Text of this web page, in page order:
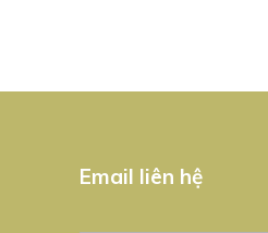
Email liên hệ